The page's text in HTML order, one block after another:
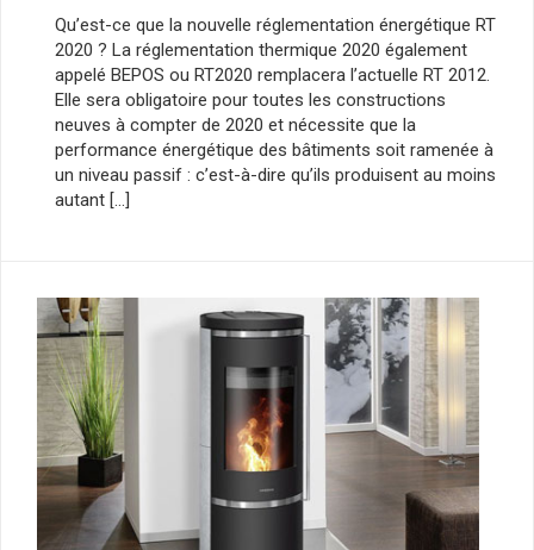
Qu’est-ce que la nouvelle réglementation énergétique RT
2020 ? La réglementation thermique 2020 également
appelé BEPOS ou RT2020 remplacera l’actuelle RT 2012.
Elle sera obligatoire pour toutes les constructions
neuves à compter de 2020 et nécessite que la
performance énergétique des bâtiments soit ramenée à
un niveau passif : c’est-à-dire qu’ils produisent au moins
autant […]